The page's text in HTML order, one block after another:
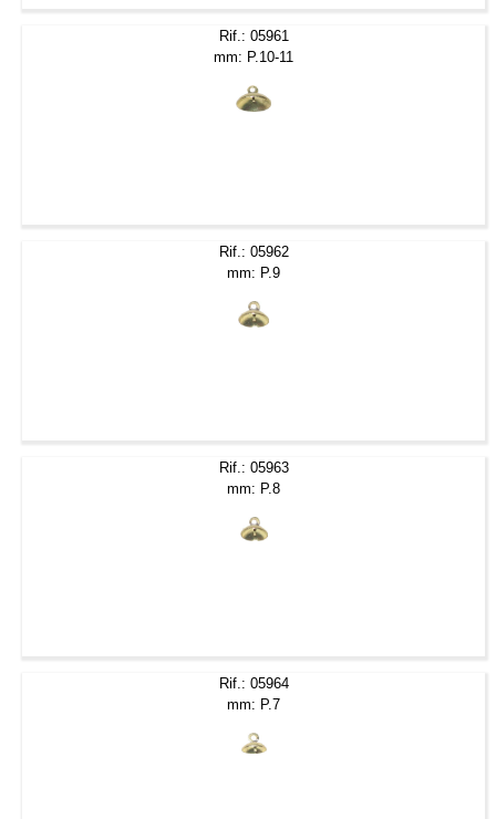
Rif.: 05961
mm: P.10-11
Rif.: 05962
mm: P.9
Rif.: 05963
mm: P.8
Rif.: 05964
mm: P.7